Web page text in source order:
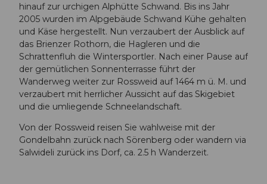
hinauf zur urchigen Alphütte Schwand. Bis ins Jahr
2005 wurden im Alpgebäude Schwand Kühe gehalten
und Käse hergestellt. Nun verzaubert der Ausblick auf
das Brienzer Rothorn, die Hagleren und die
Schrattenfluh die Wintersportler. Nach einer Pause auf
der gemütlichen Sonnenterrasse führt der
Wanderweg weiter zur Rossweid auf 1464 m ü. M. und
verzaubert mit herrlicher Aussicht auf das Skigebiet
und die umliegende Schneelandschaft.
Von der Rossweid reisen Sie wahlweise mit der
Gondelbahn zurück nach Sörenberg oder wandern via
Salwideli zurück ins Dorf, ca. 2.5 h Wanderzeit.